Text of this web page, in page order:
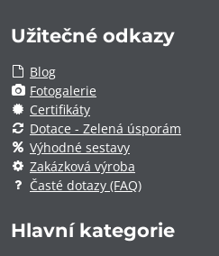
Užitečné odkazy
Blog
Fotogalerie
Certifikáty
Dotace - Zelená úsporám
Výhodné sestavy
Zakázková výroba
Časté dotazy (FAQ)
Hlavní kategorie